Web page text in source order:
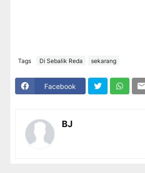
Tags Di Sebalik Reda sekarang
Facebook
BJ